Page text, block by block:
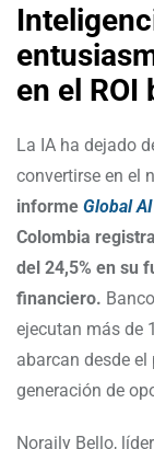
en el ROI
La IA ha dejado
convertirse en el
informe Global
Colombia
del 24,5% en su
financiero.
ejecutan más de
abarcan desde
generación de
Noraily Bello,